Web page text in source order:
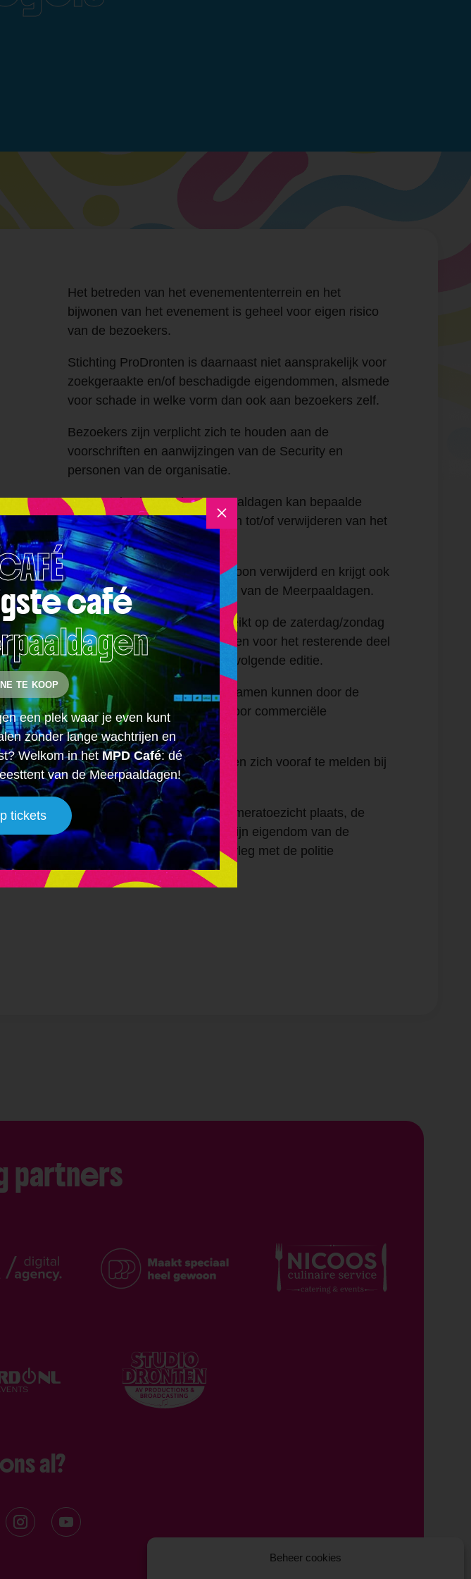
Beheer cookies
café
te koop
een plek waar je even kunt
zonder lange wachtrijen en
Welkom in het MPD Café: dé
van de Meerpaaldagen!
tickets
M
Het betreden van het evenemententerrein en het
bijwonen van het evenement is geheel voor eigen risico
van de bezoekers.
Stichting ProDronten is daarnaast niet aansprakelijk voor
zoekgeraakte en/of beschadigde eigendommen, alsmede
voor schade in welke vorm dan ook aan bezoekers zelf.
Bezoekers zijn verplicht zich te houden aan de
voorschriften en aanwijzingen van de Security en
personen van de organisatie.
De organisatie van de Meerpaaldagen kan bepaalde
personen de toegang weigeren tot/of verwijderen van het
evenemententerrein.
Bij wangedrag wordt een persoon verwijderd en krijgt ook
een terreinverbod voor de rest van de Meerpaaldagen.
Is de terreinontzegging uitgereikt op de zaterdag/zondag
dan zal het terreinverbod gelden voor het resterende deel
van de editie en voor de eerstvolgende editie.
Gemaakte foto’s en/of filmopnamen kunnen door de
organisatie worden gebruikt voor commerciële
doeleinden.
Controlerende instanties dienen zich vooraf te melden bij
organisatie in de Meerpaal.
Op het gehele terrein vindt cameratoezicht plaats, de
beelden van cameratoezicht zijn eigendom van de
organisatie en worden na overleg met de politie
verwijderd.
partners
al?